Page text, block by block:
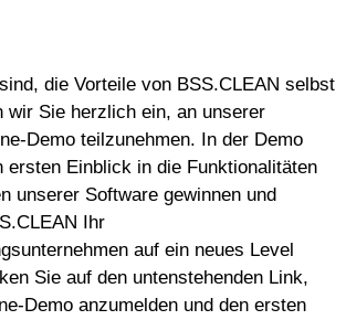
die Vorteile von BSS.CLEAN selbst
wir Sie herzlich ein, an unserer
Demo teilzunehmen. In der Demo
ersten Einblick in die Funktionalitäten
unserer Software gewinnen und
Ihr
auf ein neues Level
Sie auf den untenstehenden Link,
Demo anzumelden und den ersten